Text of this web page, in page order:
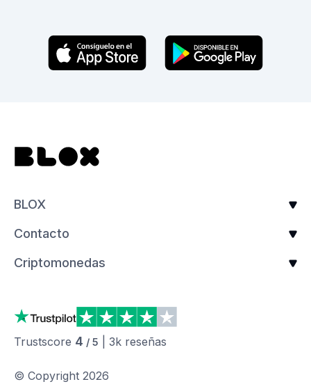
BLOX
Contacto
Criptomonedas
Trustscore 4 / 5 3k reseñas
© Copyright 2026